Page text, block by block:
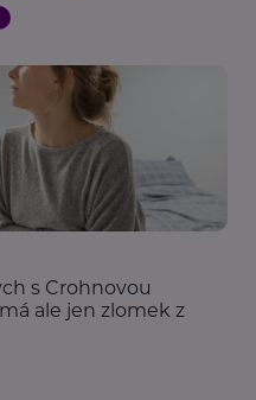
s Crohnovou
ale jen zlomek z